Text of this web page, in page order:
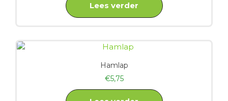
Lees verder
Hamlap
€5,75